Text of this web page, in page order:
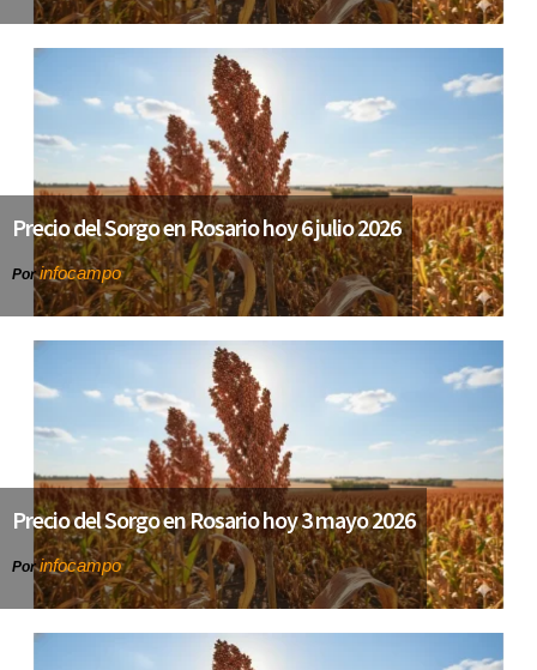
Precio del Sorgo en Rosario hoy 6 julio 2026
Porinfocampo
Precio del Sorgo en Rosario hoy 3 mayo 2026
Porinfocampo